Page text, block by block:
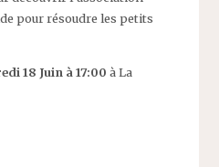
pour résoudre les petits
18 Juin à 17:00 à La